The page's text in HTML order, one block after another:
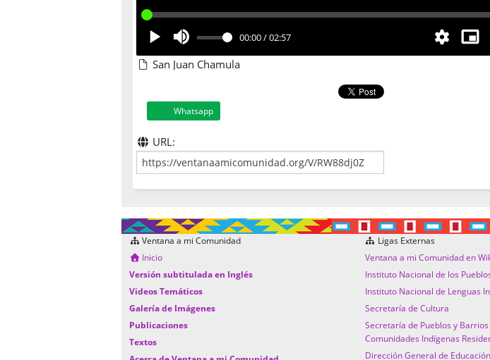
00:00/02:57
San Juan Chamula
Whatsapp
URL:
Ventana a mi Comunidad
Inicio
Versión subtitulada en Inglés
Videos Temáticos
Galería de Imágenes
Publicaciones
Textos
Ligas Externas
Ventana a mi Comunidad en
Instituto Nacional de los
Instituto Nacional de Lenguas
Secretaría de Cultura
Secretaría de Pueblos y
Comunidades Indígenas
Dirección General de